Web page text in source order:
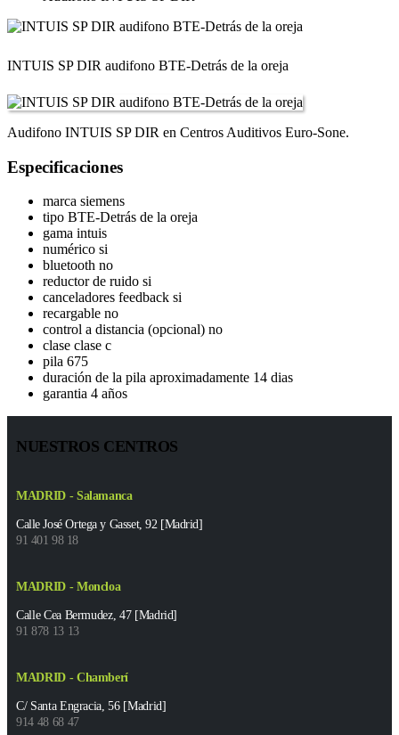
INTUIS SP DIR audifono BTE-Detrás de la oreja
Audifono INTUIS SP DIR en Centros Auditivos Euro-Sone.
Especificaciones
marca siemens
tipo BTE-Detrás de la oreja
gama intuis
numérico si
bluetooth no
reductor de ruido si
canceladores feedback si
recargable no
control a distancia (opcional) no
clase clase c
pila 675
duración de la pila aproximadamente 14 dias
garantia 4 años
NUESTROS CENTROS
MADRID - Salamanca
Calle José Ortega y Gasset, 92 [Madrid]
91 401 98 18
MADRID - Moncloa
Calle Cea Bermudez, 47 [Madrid]
91 878 13 13
MADRID - Chamberí
C/ Santa Engracia, 56 [Madrid]
914 48 68 47